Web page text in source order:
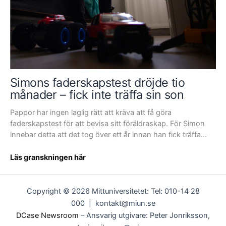
rättigheter”
Simons faderskapstest dröjde tio
månader – fick inte träffa sin son
Pappor har ingen laglig rätt att kräva att få göra
faderskapstest för att bevisa sitt föräldraskap. För Simon
innebar detta att det tog över ett år innan han fick träffa…
Läs granskningen härSimons
tio
månader
–
fick
Copyright © 2026 Mittuniversitetet: Tel: 010-14 28
000 | kontakt@miun.se
DCase Newsroom – Ansvarig utgivare: Peter Jonriksson,